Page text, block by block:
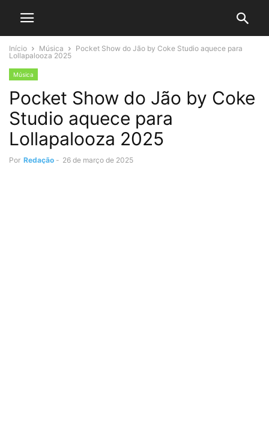
Início Música
Pocket Show do Jão by Coke Studio aquece para
Lollapalooza 2025
Música
Pocket Show do Jão by Coke
Studio aquece para
Lollapalooza 2025
Por Redação - 26 de março de 2025